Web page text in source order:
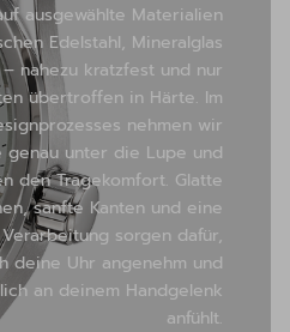
ausgewählte Materialien
Edelstahl, Mineralglas
nahezu kratzfest und nur
übertroffen in Härte. Im
nehmen wir
genau unter die Lupe und
den Tragekomfort. Glatte
sanfte Kanten und eine
sorgen dafür,
deine Uhr angenehm und
an deinem Handgelenk
anfühlt.